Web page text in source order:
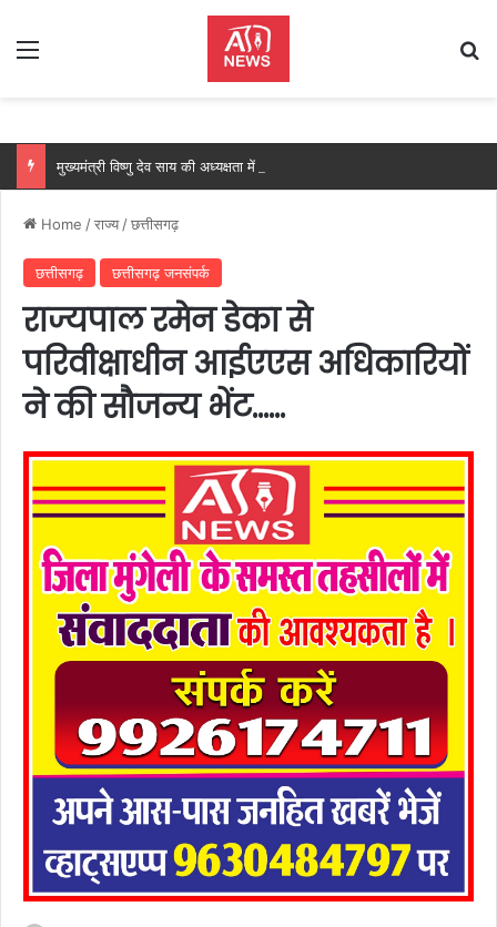
Menu
Home /राज्य /छत्तीसगढ़
छत्तीसगढ़ छत्तीसगढ़ जनसंपर्क
राज्यपाल रमेन डेका से
परिवीक्षाधीन आईएएस अधिकारियों
ने की सौजन्य भेंट……